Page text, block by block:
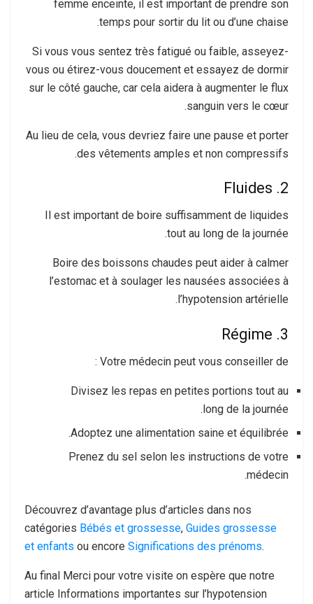
femme enceinte, il est important de prendre son
temps pour sortir du lit ou d’une chaise.
Si vous vous sentez très fatigué ou faible, asseyez-
vous ou étirez-vous doucement et essayez de dormir
sur le côté gauche, car cela aidera à augmenter le flux
sanguin vers le cœur.
Au lieu de cela, vous devriez faire une pause et porter
des vêtements amples et non compressifs.
2. Fluides
Il est important de boire suffisamment de liquides
tout au long de la journée.
Boire des boissons chaudes peut aider à calmer
l’estomac et à soulager les nausées associées à
l’hypotension artérielle.
3. Régime
Votre médecin peut vous conseiller de :
Divisez les repas en petites portions tout au
long de la journée.
Adoptez une alimentation saine et équilibrée.
Prenez du sel selon les instructions de votre
médecin.
Découvrez d’avantage plus d’articles dans nos
catégories Bébés et grossesse, Guides grossesse
et enfants ou encore Significations des prénoms.
Au final Merci pour votre visite on espère que notre
article Informations importantes sur l’hypotension